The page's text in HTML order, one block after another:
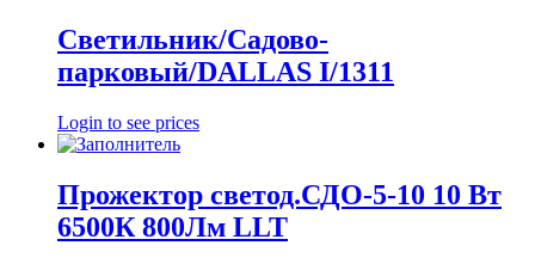
Светильник/Садово-
парковый/DALLAS I/1311
Login to see prices
Прожектор светод.СДО-5-10 10 Вт
6500К 800Лм LLT